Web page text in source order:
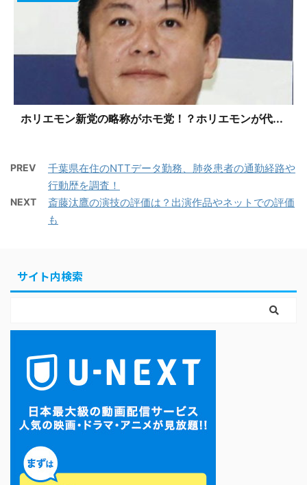
ホリエモン新党の略称がホモ党！？ホリエモンが代...
PREV
千葉県在住のNTTデータ勤務、肺炎患者の通勤経路や
行動歴を調査！
NEXT
斎藤汰鷹の演技の評価は？出演作品やネットでの評価
も
サイト内検索